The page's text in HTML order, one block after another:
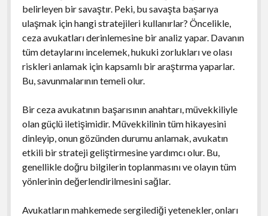
belirleyen bir savaştır. Peki, bu savaşta başarıya
ulaşmak için hangi stratejileri kullanırlar? Öncelikle,
ceza avukatları derinlemesine bir analiz yapar. Davanın
tüm detaylarını incelemek, hukuki zorlukları ve olası
riskleri anlamak için kapsamlı bir araştırma yaparlar.
Bu, savunmalarının temeli olur.
Bir ceza avukatının başarısının anahtarı, müvekkiliyle
olan güçlü iletişimidir. Müvekkilinin tüm hikayesini
dinleyip, onun gözünden durumu anlamak, avukatın
etkili bir strateji geliştirmesine yardımcı olur. Bu,
genellikle doğru bilgilerin toplanmasını ve olayın tüm
yönlerinin değerlendirilmesini sağlar.
Avukatların mahkemede sergilediği yetenekler, onları